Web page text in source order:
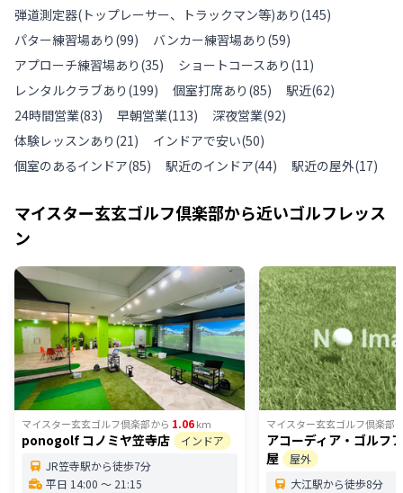
弾道測定器(トップレーサー、トラックマン等)あり (145)
パター練習場あり (99) バンカー練習場あり (59)
アプローチ練習場あり (35) ショートコースあり (11)
レンタルクラブあり (199) 個室打席あり (85) 駅近(62)
24時間営業(83) 早朝営業(113) 深夜営業(92)
体験レッスンあり (21) インドアで安い(50)
個室のあるインドア(85) 駅近のインドア(44) 駅近の屋外(17)
マイスター玄玄ゴルフ倶楽部から近いゴルフレッス
ン
マイスター玄玄ゴルフ倶楽部から 1.06km
ponogolf コノミヤ笠寺店
インドア
JR笠寺駅から徒歩7分
平日 14:00 〜 21:15
マイスター玄玄ゴルフ倶楽部
アコーディア・ゴルフ
屋
屋外
大江駅から徒歩8分